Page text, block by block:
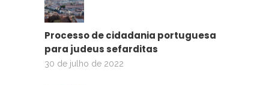
Processo de cidadania portuguesa
para judeus sefarditas
30 de julho de 2022